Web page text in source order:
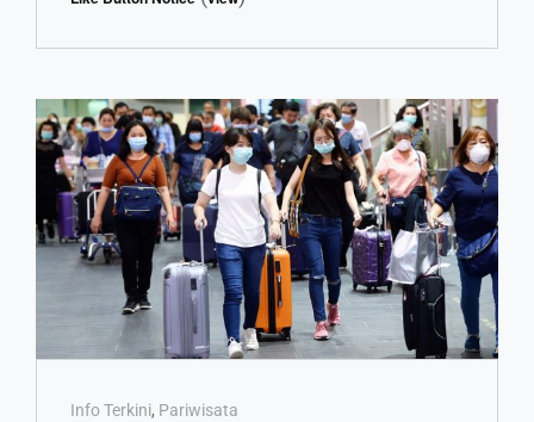
PERGI
KE
5
NEGARA
INI
Cat
Info Terkini, Pariwisata